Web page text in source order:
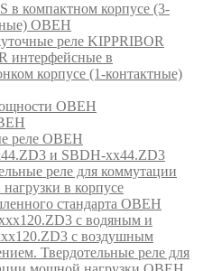
в компактном корпусе (3-
ОВЕН
реле KIPPRIBOR
интерфейсные в
корпусе (1-контактные)
ОВЕН
реле ОВЕН
и SBDH-xx44.ZD3
реле для коммутации
в корпусе
стандарта ОВЕН
с водяным и
с воздушным
Твердотельные реле для